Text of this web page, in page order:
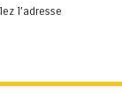
l’adresse